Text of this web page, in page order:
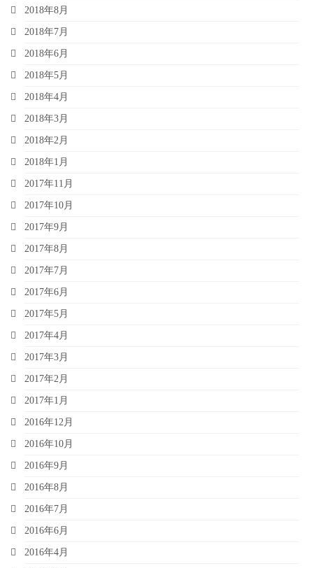
2018年8月
2018年7月
2018年6月
2018年5月
2018年4月
2018年3月
2018年2月
2018年1月
2017年11月
2017年10月
2017年9月
2017年8月
2017年7月
2017年6月
2017年5月
2017年4月
2017年3月
2017年2月
2017年1月
2016年12月
2016年10月
2016年9月
2016年8月
2016年7月
2016年6月
2016年4月